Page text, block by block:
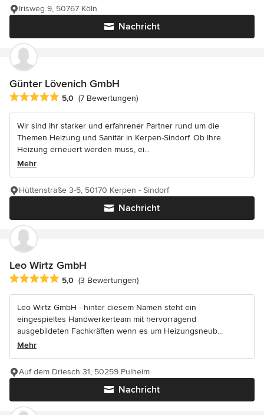
Nachricht
Irisweg 9, 50767 Köln
Günter Lövenich GmbH
Durchschnittliche Bewertung: 5 von 5 Sternen
5,0 (7 Bewertungen)
Wir sind Ihr starker und erfahrener Partner rund um die
Themen Heizung und Sanitär in Kerpen-Sindorf. Ob Ihre
Heizung erneuert werden muss, ei...
Mehr
Nachricht
Hüttenstraße 3-5, 50170 Kerpen - Sindorf
Leo Wirtz GmbH
Durchschnittliche Bewertung: 5 von 5 Sternen
5,0 (3 Bewertungen)
Leo Wirtz GmbH - hinter diesem Namen steht ein
eingespieltes Handwerkerteam mit hervorragend
ausgebildeten Fachkräften wenn es um Heizungsneub...
Mehr
Nachricht
Auf dem Driesch 31, 50259 Pulheim